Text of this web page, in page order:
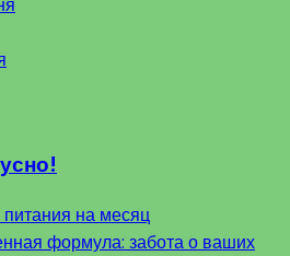
на месяц
формула: забота о ваших